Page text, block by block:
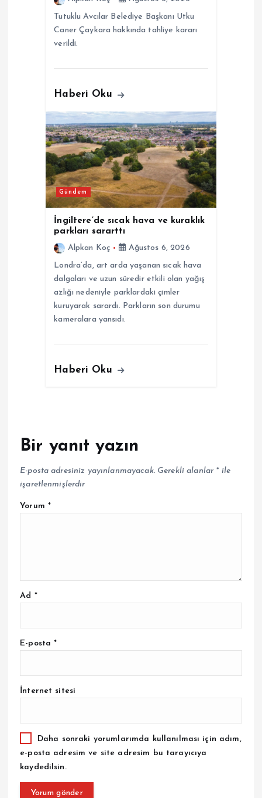
Tutuklu Avcılar Belediye Başkanı Utku
Caner Çaykara hakkında tahliye kararı
verildi.
Haberi Oku
Gündem
İngiltere’de sıcak hava ve kuraklık
parkları sararttı
Alpkan Koç
Ağustos 6, 2026
Londra’da, art arda yaşanan sıcak hava
dalgaları ve uzun süredir etkili olan yağış
azlığı nedeniyle parklardaki çimler
kuruyarak sarardı. Parkların son durumu
kameralara yansıdı.
Haberi Oku
Bir yanıt yazın
E-posta adresiniz yayınlanmayacak. Gerekli alanlar *ile
işaretlenmişlerdir
Yorum *
Ad *
E-posta*
İnternet sitesi
Daha sonraki yorumlarımda kullanılması için adım,
e-posta adresim ve site adresim bu tarayıcıya
kaydedilsin.